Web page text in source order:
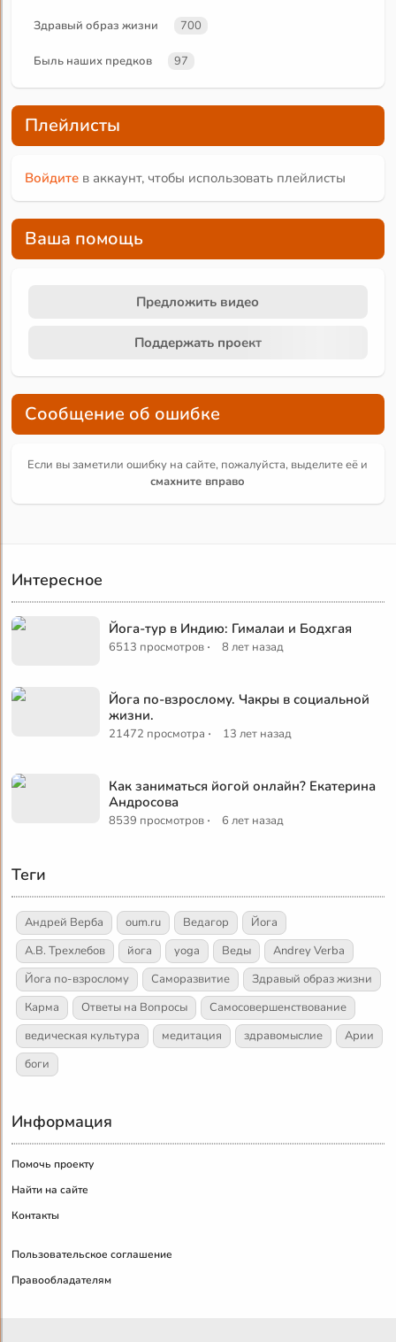
Здравый образ жизни 700
Быль наших предков 97
Плейлисты
Войдите в аккаунт, чтобы использовать плейлисты
Ваша помощь
Предложить видео
Поддержать проект
Сообщение об ошибке
Если вы заметили ошибку на сайте, пожалуйста, выделите её и
смахните вправо
Интересное
Йога-тур в Индию: Гималаи и Бодхгая
6513 просмотров · 8 лет назад
Йога по-взрослому. Чакры в социальной
жизни.
21472 просмотра · 13 лет назад
Как заниматься йогой онлайн? Екатерина
Андросова
8539 просмотров · 6 лет назад
Теги
Андрей Верба oum.ru Ведагор
Йога
А.В. Трехлебов
йога yoga Веды
Andrey Verba
Йога по-взрослому
Саморазвитие
Здравый образ жизни
Карма
Ответы на Вопросы
Самосовершенствование
ведическая культура
медитация здравомыслие
Арии
боги
Информация
Помочь проекту
Найти на сайте
Контакты
Пользовательское соглашение
Правообладателям